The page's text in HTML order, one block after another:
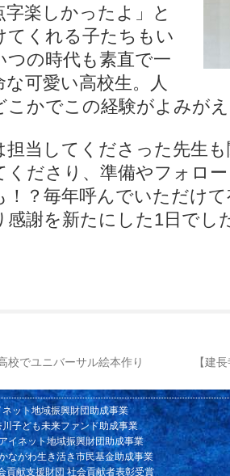
字楽しかったよ」と
てくれる子たちもい
つの時代も素直で一
な可愛い高校生。人
こかでこの経験がよみが
担当してくださった先生
くださり、準備やフォロ
！？毎年呼んでいただけ
感謝を新たにした1日でし
校でユニバーサル絵本作り 【建
ット地域振興財団助成事業
子ども未来ファンド助成事業
ネット地域振興財団助成事業
がわ生き活き市民基金助成事業
献支援財団 社会貢献者表彰受賞